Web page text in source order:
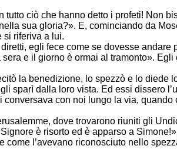
ciò che hanno detto i profeti! Non
sua gloria?». E, cominciando da
si riferiva a lui.
egli fece come se dovesse andare
e il giorno è ormai al tramonto». Egli
la benedizione, lo spezzò e lo diede
sparì dalla loro vista. Ed essi dissero
con noi lungo la via, quando
dove trovarono riuniti gli
è risorto ed è apparso a
come l’avevano riconosciuto nello